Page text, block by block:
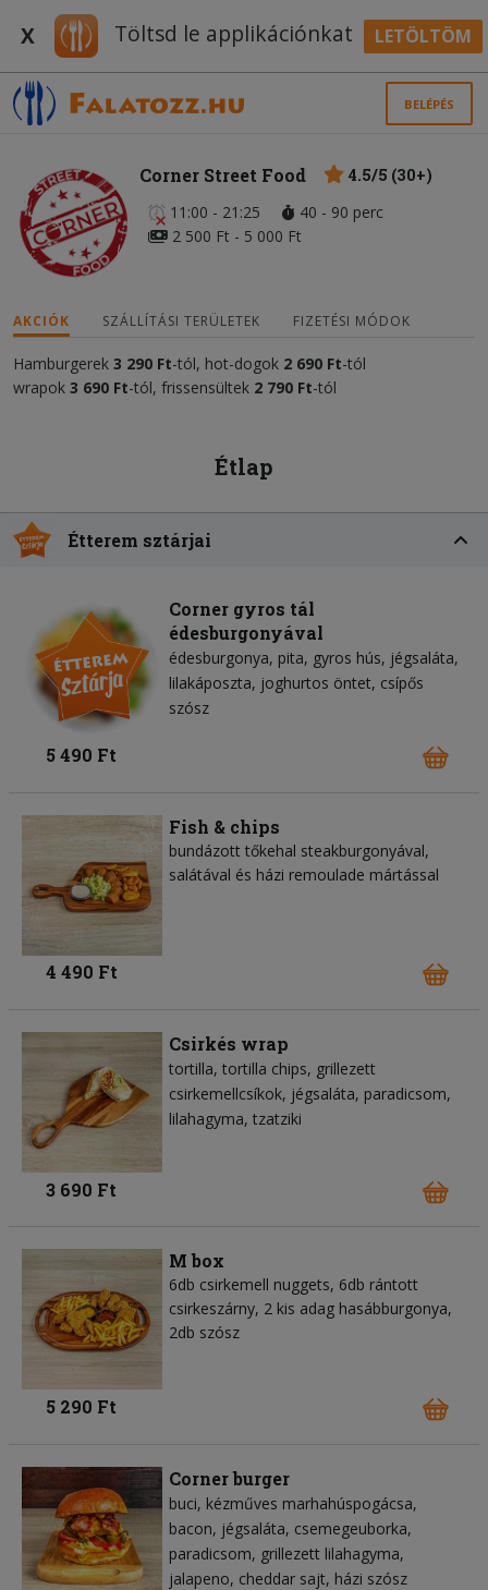
X Töltsd le applikációnkat LETÖLTÖM
BELÉPÉS
Corner Street Food
4.5/5 (30+)
11:00 - 21:25
40 - 90 perc
2 500 Ft - 5 000 Ft
AKCIÓK SZÁLLÍTÁSI TERÜLETEK FIZETÉSI MÓDOK
Hamburgerek 3 290 Ft-tól, hot-dogok 2 690 Ft-tól
wrapok 3 690 Ft-tól, frissensültek 2 790 Ft-tól
Étlap
Étterem sztárjai
Corner gyros tál
édesburgonyával
édesburgonya pita gyros hús jégsaláta
lilakáposzta joghurtos öntet csípős
szósz
5 490 Ft
Fish & chips
bundázott tőkehal steakburgonyával,
salátával és házi remoulade mártással
4 490 Ft
Csirkés wrap
tortilla tortilla chips grillezett
csirkemellcsíkok jégsaláta paradicsom
lilahagyma tzatziki
3 690 Ft
M box
6db csirkemell nuggets, 6db rántott
csirkeszárny, 2 kis adag hasábburgonya,
2db szósz
5 290 Ft
Corner burger
buci kézműves marhahúspogácsa
bacon jégsaláta csemegeuborka
paradicsom grillezett lilahagyma
jalapeno cheddar sajt házi szósz